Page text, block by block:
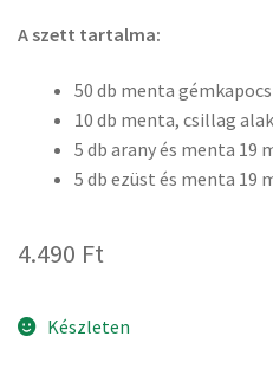
A szett tartalma:
50 db menta gémkapocs
10 db menta, csillag
5 db arany és menta 19
5 db ezüst és menta 19
4.490 Ft
Készleten